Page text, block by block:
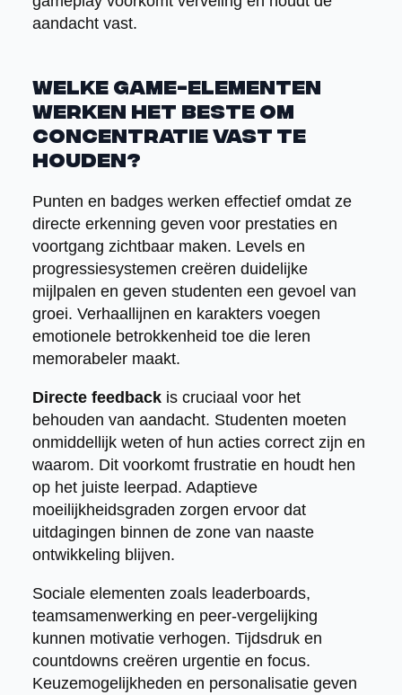
aandacht vast.
Welke game-elementen
werken het beste om
concentratie vast te
houden?
Punten en badges werken effectief omdat ze
directe erkenning geven voor prestaties en
voortgang zichtbaar maken. Levels en
progressiesystemen creëren duidelijke
mijlpalen en geven studenten een gevoel van
groei. Verhaallijnen en karakters voegen
emotionele betrokkenheid toe die leren
memorabeler maakt.
Directe feedbackis cruciaal voor het
behouden van aandacht. Studenten moeten
onmiddellijk weten of hun acties correct zijn en
waarom. Dit voorkomt frustratie en houdt hen
op het juiste leerpad. Adaptieve
moeilijkheidsgraden zorgen ervoor dat
uitdagingen binnen de zone van naaste
ontwikkeling blijven.
Sociale elementen zoals leaderboards,
teamsamenwerking en peer-vergelijking
kunnen motivatie verhogen. Tijdsdruk en
countdowns creëren urgentie en focus.
Keuzemogelijkheden en personalisatie geven